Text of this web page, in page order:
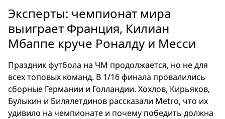
Россия
Мир
Здоровье
Туризм
Мода
Театр
Кино
Эксперты: чемпионат мира
выиграет Франция, Килиан
Мбаппе круче Роналду и Месси
Праздник футбола на ЧМ продолжается, но не для
всех топовых команд. В 1/16 финала провалились
сборные Германии и Голландии. Хохлов, Кирьяков,
Булыкин и Билялетдинов рассказали Metro, что их
удивило на чемпионате и почему победить должна